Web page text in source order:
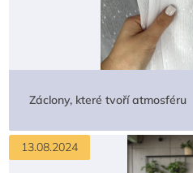
Záclony, které tvoří atmosféru
13.08.2024